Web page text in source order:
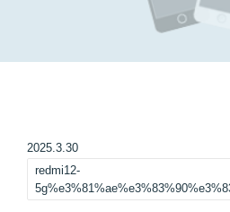
2025.3.30
redmi12-